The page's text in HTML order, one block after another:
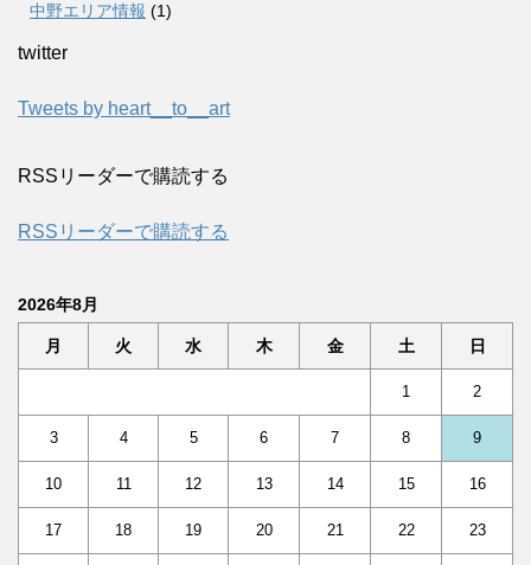
中野エリア情報 (1)
twitter
Tweets by heart__to__art
RSSリーダーで購読する
RSSリーダーで購読する
2026年8月
月 火 水 木 金 土 日
1 2
3 4 5 6 7 8 9
10 11 12 13 14 15 16
17 18 19 20 21 22 23